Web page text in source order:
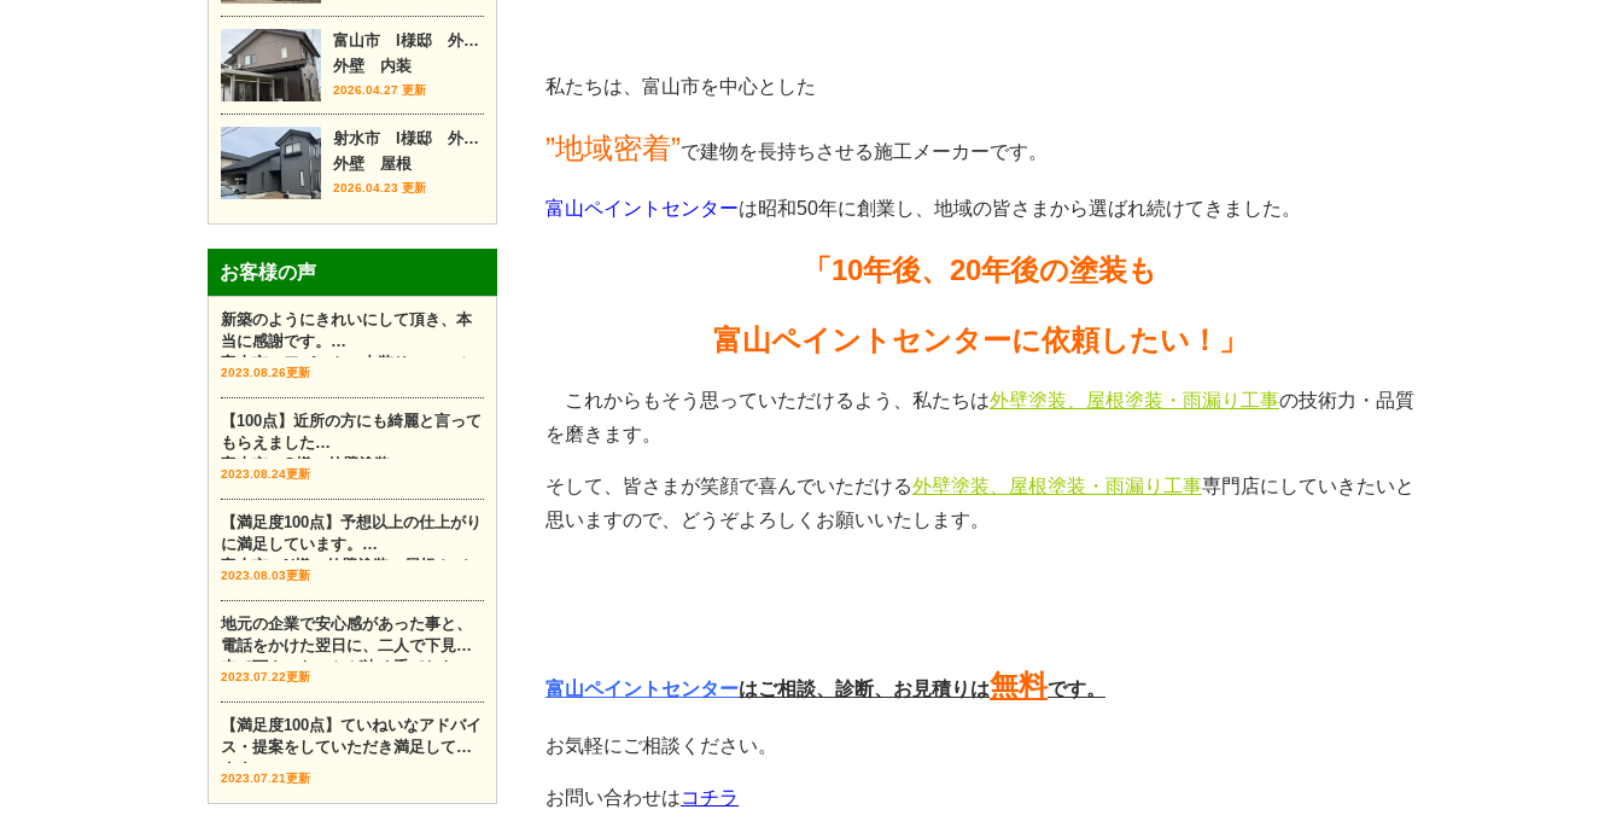
私たちは、富山市を中心とした
”地域密着”で建物を長持ちさせる施工メーカーです。
富山ペイントセンターは昭和50年に創業し、地域の皆さまから選ばれ続けてきました。
「10年後、20年後の塗装も
富山ペイントセンターに依頼したい！」
これからもそう思っていただけるよう、私たちは外壁塗装、屋根塗装・雨漏り工事の技術力・品質
を磨きます。
そして、皆さまが笑顔で喜んでいただける外壁塗装、屋根塗装・雨漏り工事専門店にしていきたいと
思いますので、どうぞよろしくお願いいたします。
富山ペイントセンターはご相談、診断、お見積りは無料です。
お気軽にご相談ください。
お問い合わせはコチラ
富山市 I様邸 外壁塗装・内装リフォーム
外壁 内装
2026.04.27 更新
射水市 I様邸 外壁塗装・屋根カバー
外壁 屋根
2026.04.23 更新
お客様の声
新築のようにきれいにして頂き、本
当に感謝です。
富山市 アパート 内装リフォーム
2023.08.26更新
【100点】近所の方にも綺麗と言って
もらえました
富山市 O様 外壁塗装
2023.08.24更新
【満足度100点】予想以上の仕上がり
に満足しています。
富山市 N様 外壁塗装 屋根カバー
2023.08.03更新
地元の企業で安心感があった事と、
電話をかけた翌日に、二人で下見に
来て下さったことが決め手でした。
富山市 外壁塗装 外壁カバー
2023.07.22更新
【満足度100点】ていねいなアドバイ
ス・提案をしていただき満足してい
ます。
富山市 外壁塗装 Y様
2023.07.21更新